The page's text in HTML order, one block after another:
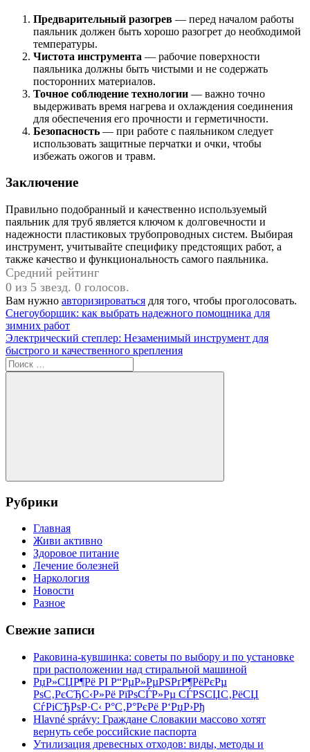
Предварительный разогрев — перед началом работы
паяльник должен быть хорошо разогрет до необходимой
температуры.
Чистота инструмента — рабочие поверхности
паяльника должны быть чистыми и не содержать
посторонних материалов.
Точное соблюдение технологии — важно точно
выдерживать время нагрева и охлаждения соединения
для обеспечения его прочности и герметичности.
Безопасность — при работе с паяльником следует
использовать защитные перчатки и очки, чтобы
избежать ожогов и травм.
Заключение
Правильно подобранный и качественно используемый
паяльник для труб является ключом к долговечности и
надежности пластиковых трубопроводных систем. Выбирая
инструмент, учитывайте специфику предстоящих работ, а
также качество и функциональность самого паяльника.
Средний рейтинг
0 из 5 звезд. 0 голосов.
Вам нужно авторизироваться для того, чтобы проголосовать.
Навигация
по
записям
Предыдущая
запись:
Снегоуборщик: как выбрать надежного помощника для
зимних работ
Следующая
запись:
Электрический степлер: Незаменимый инструмент для
быстрого и качественного крепления
Поиск
для:
Поиск
Рубрики
Главная
Живи активно
Здоровое питание
Лечение болезней
Наркология
Новости
Разное
Свежие записи
Раковина-кувшинка: советы по выбору и по установке
при расположении над стиральной машиной
РџР»СЏР¶Рё РІ Р“РµР»РµРЅРґР¶РёРєРµ
РѕС‚РєСЂС‹Р»Рё РїРѕСЃР»Рµ СЃРЅСЏС‚РёСЏ
СѓРіСЂРѕР·С‹ Р°С‚Р°РєРё Р‘РџР›Рђ
Hlavné správy: Граждане Словакии массово хотят
вернуть себе российские паспорта
Утилизация древесных отходов: виды, методы и